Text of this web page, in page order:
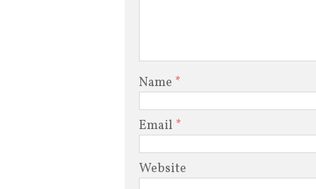
Name *
Email *
Website